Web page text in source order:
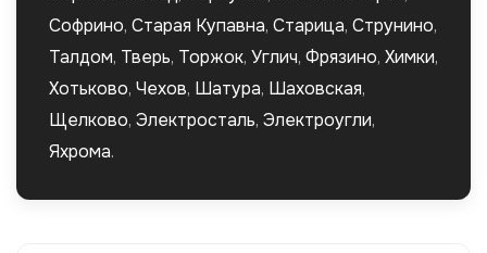
Софрино, Старая Купавна, Старица, Струнино,
Талдом, Тверь, Торжок, Углич, Фрязино, Химки,
Хотьково, Чехов, Шатура, Шаховская,
Щелково, Электросталь, Электроугли,
Яхрома.